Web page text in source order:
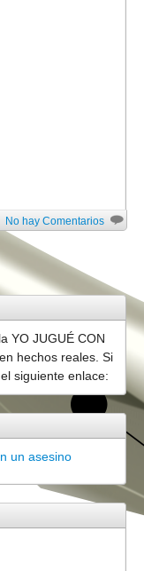
No hay Comentarios
YO JUGUÉ CON
hechos reales. Si
siguiente enlace:
un asesino